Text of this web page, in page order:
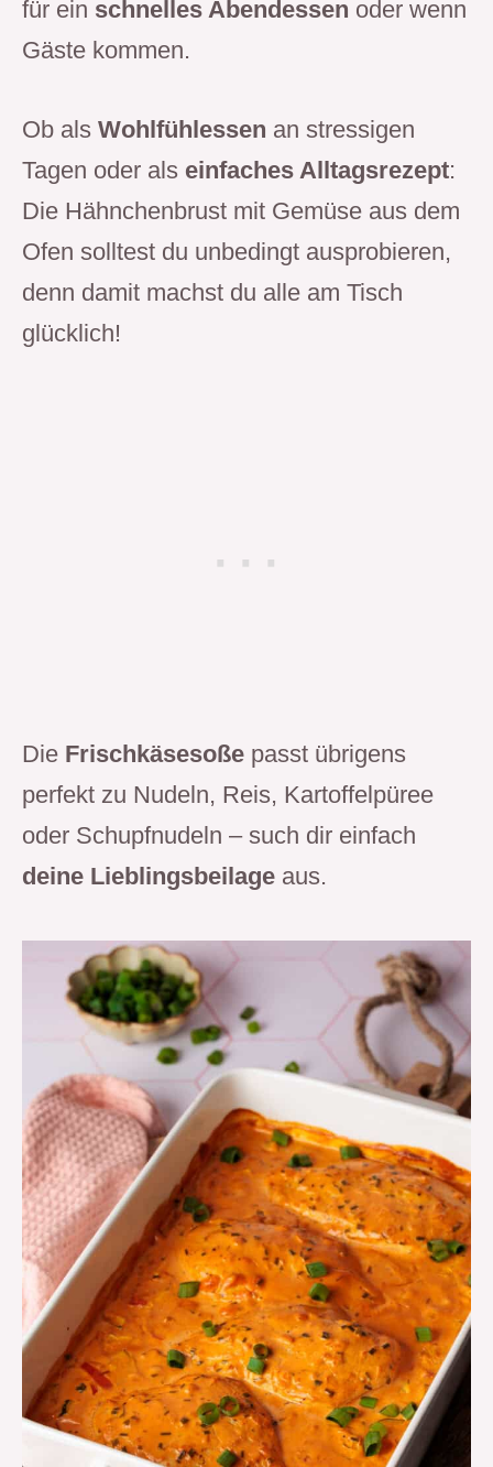
für ein schnelles Abendessen oder wenn
Gäste kommen.
Ob als Wohlfühlessen an stressigen
Tagen oder als einfaches Alltagsrezept:
Die Hähnchenbrust mit Gemüse aus dem
Ofen solltest du unbedingt ausprobieren,
denn damit machst du alle am Tisch
glücklich!
Die Frischkäsesoße passt übrigens
perfekt zu Nudeln, Reis, Kartoffelpüree
oder Schupfnudeln – such dir einfach
deine Lieblingsbeilage aus.